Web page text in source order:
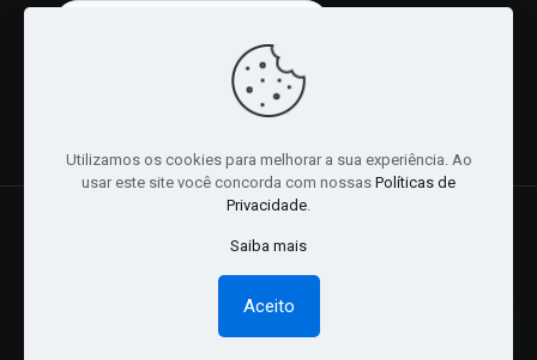
Distribuidora Ltda - CNPJ: 16757010/0001-06. | Desenvolvido
por:Websites Br
Utilizamos os cookies para melhorar a sua experiência. Ao
usar este site você concorda com nossas Políticas de
Privacidade.
Saiba mais
Aceito